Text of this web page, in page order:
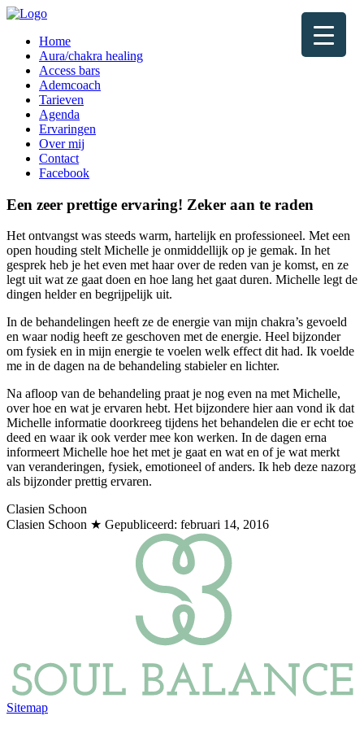
Home
Aura/chakra healing
Access bars
Ademcoach
Tarieven
Agenda
Ervaringen
Over mij
Contact
Facebook
Een zeer prettige ervaring! Zeker aan te raden
Het ontvangst was steeds warm, hartelijk en professioneel. Met een
open houding stelt Michelle je onmiddellijk op je gemak. In het
gesprek heb je het even met haar over de reden van je komst, en ze
legt uit wat ze gaat doen en hoe lang het gaat duren. Michelle legt de
dingen helder en begrijpelijk uit.
In de behandelingen heeft ze de energie van mijn chakra’s gevoeld
en waar nodig heeft ze geschoven met de energie. Heel bijzonder
om fysiek en in mijn energie te voelen welk effect dit had. Ik voelde
me in de dagen na de behandeling stabieler en lichter.
Na afloop van de behandeling praat je nog even na met Michelle,
over hoe en wat je ervaren hebt. Het bijzondere hier aan vond ik dat
Michelle informatie doorkreeg tijdens het behandelen die er echt toe
deed en waar ik ook verder mee kon werken. In de dagen erna
informeert Michelle hoe het met je gaat en wat en of je wat merkt
van veranderingen, fysiek, emotioneel of anders. Ik heb deze nazorg
als bijzonder prettig ervaren.
Clasien Schoon
Clasien Schoon ★ Gepubliceerd: februari 14, 2016
Sitemap